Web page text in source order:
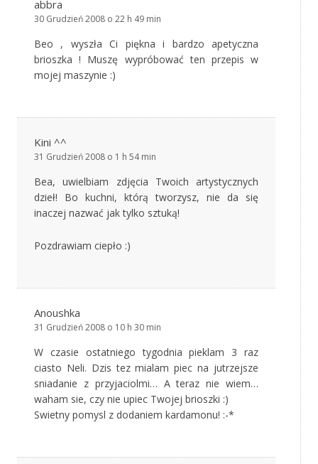
abbra
30 Grudzień 2008 o 22 h 49 min
Beo , wyszła Ci piękna i bardzo apetyczna
brioszka ! Muszę wypróbować ten przepis w
mojej maszynie :)
Kini ^^
31 Grudzień 2008 o 1 h 54 min
Bea, uwielbiam zdjęcia Twoich artystycznych
dzieł! Bo kuchni, którą tworzysz, nie da się
inaczej nazwać jak tylko sztuką!
Pozdrawiam ciepło :)
Anoushka
31 Grudzień 2008 o 10 h 30 min
W czasie ostatniego tygodnia pieklam 3 raz
ciasto Neli. Dzis tez mialam piec na jutrzejsze
sniadanie z przyjaciolmi… A teraz nie wiem…
waham sie, czy nie upiec Twojej brioszki :)
Swietny pomysl z dodaniem kardamonu! :-*